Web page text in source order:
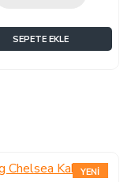
SEPETE EKLE
YENI